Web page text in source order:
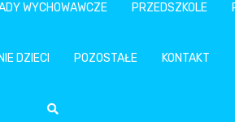
WYCHOWAWCZE PRZEDSZKOLE
DZIECI POZOSTAŁE KONTAKT